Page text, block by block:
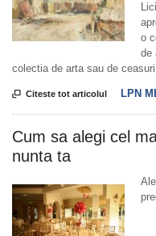
o
de
colectia de arta sau de
 Citeste tot articolul LPN
Cum sa alegi cel
nunta ta